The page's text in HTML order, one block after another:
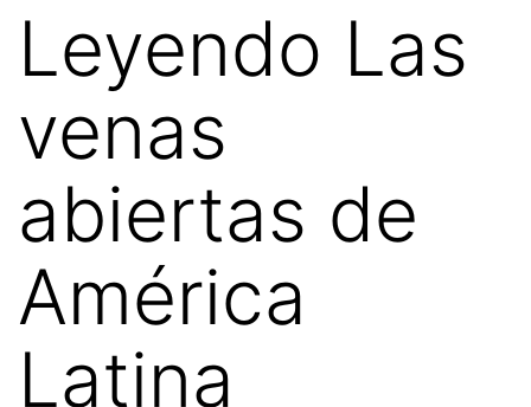
Leyendo Las
venas
abiertas de
América
Latina